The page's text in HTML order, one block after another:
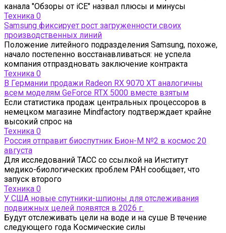
канала "Обзоры от iCE" назвал плюсы и минусы
Техника 0
Samsung фиксирует рост загруженности своих
производственных линий
Положение литейного подразделения Samsung, похоже,
начало постепенно восстанавливаться: не успела
компания отпраздновать заключение контракта
Техника 0
В Германии продажи Radeon RX 9070 XT аналогичны
всем моделям GeForce RTX 5000 вместе взятым
Если статистика продаж центральных процессоров в
немецком магазине Mindfactory подтверждает крайне
высокий спрос на
Техника 0
Россия отправит биоспутник Бион-М №2 в космос 20
августа
Для исследований ТАСС со ссылкой на Институт
медико-биологических проблем РАН сообщает, что
запуск второго
Техника 0
У США новые спутники-шпионы для отслеживания
подвижных целей появятся в 2026 г.
Будут отслеживать цели на воде и на суше В течение
следующего года Космические силы